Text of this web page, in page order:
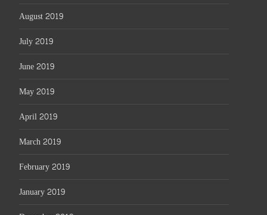
August 2019
July 2019
June 2019
May 2019
April 2019
March 2019
February 2019
January 2019